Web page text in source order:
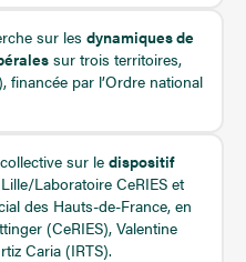
sur les dynamiques de
sur trois territoires,
financée par l’Ordre national
sur le dispositif
Laboratoire CeRIES et
des Hauts-de-France, en
(CeRIES), Valentine
Caria (IRTS).